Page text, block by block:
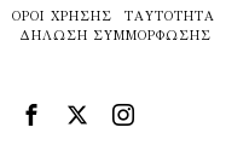
ΌΡΟΙ ΧΡΉΣΗΣ ΤΑΥΤΌΤΗΤΑ
ΔΉΛΩΣΗ ΣΥΜΜΌΡΦΩΣΗΣ